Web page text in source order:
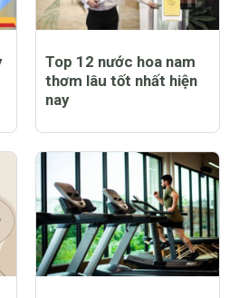
Top 12 nước hoa nam
thơm lâu tốt nhất hiện
nay